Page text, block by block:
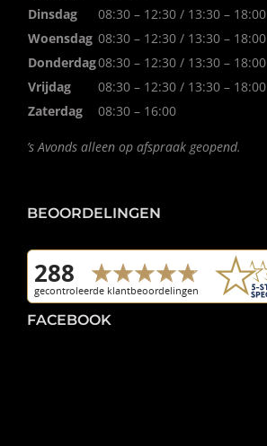
Dinsdag
08:30 – 12:30 / 13:30 – 18:00
Woensdag 08:30 – 12:30 / 13:30 – 18:00
Donderdag08:30 – 12:30 / 13:30 – 18:00
Vrijdag
08:30 – 12:30 / 13:30 – 18:00
Zaterdag
08:30 – 16:00
’s Avonds alleen op afspraak geopend.
BEOORDELINGEN
FACEBOOK